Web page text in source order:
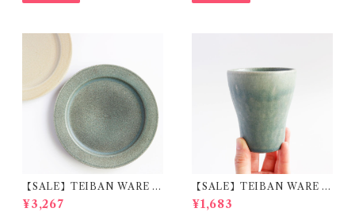
【SALE】TEIBAN WARE リ
ムプレートL 淡青磁 陶器 明山
¥3,267
【SALE】TEIBAN WARE フ
リーカップM 淡青緑 陶器 明
¥1,683